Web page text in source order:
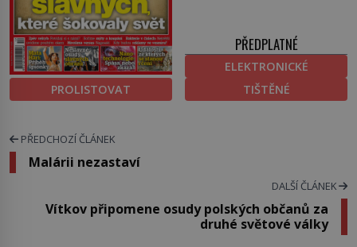
PROLISTOVAT
PŘEDPLATNÉ
ELEKTRONICKÉ
TIŠTĚNÉ
PŘEDCHOZÍ ČLÁNEK
Malárii nezastaví
DALŠÍ ČLÁNEK
Vítkov připomene osudy polských občanů za
druhé světové války